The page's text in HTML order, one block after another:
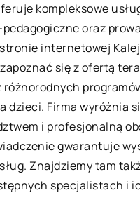
kompleksowe
oraz
internetowej
się z ofertą
dzieci. Firma wyróżnia
i profesjonalną
gwarantuje
Znajdziemy tam
specjalistach i